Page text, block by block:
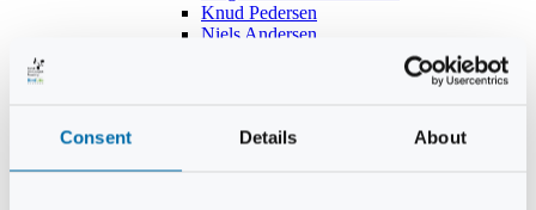
Consent Details About
Knud Pedersen
Niels Andersen
Christian Hjorth